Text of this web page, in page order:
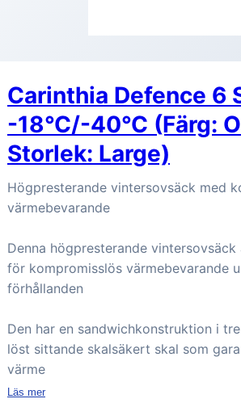
Carinthia Defence 6
-18°C/-40°C (Färg:
Storlek: Large)
Högpresterande vintersovsäck med
värmebevarande
Denna högpresterande vintersovsäck
för kompromisslös värmebevarande
förhållanden
Den har en sandwichkonstruktion i
löst sittande skalsäkert skal som
värme
Läs mer